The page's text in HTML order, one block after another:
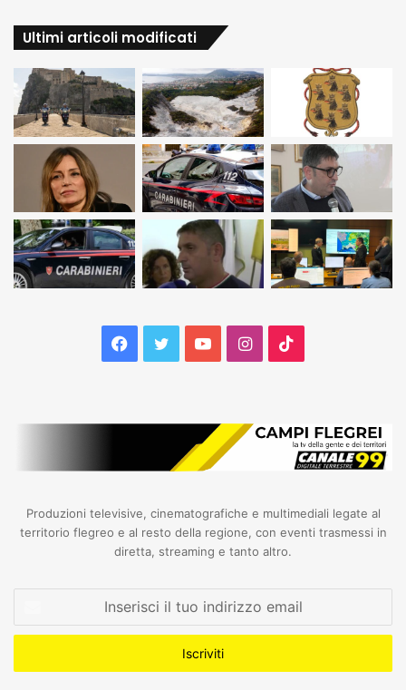
Ultimi articoli modificati
Facebook
TwitterYouTubeInstagram
Produzioni televisive, cinematografiche e multimediali legate al
territorio flegreo e al resto della regione, con eventi trasmessi in
diretta, streaming e tanto altro.
tuo
email